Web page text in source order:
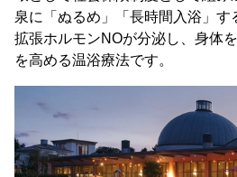
泉に「ぬるめ」「長時間入浴」す
拡張ホルモンNOが分泌し、身体
を高める温浴療法です。